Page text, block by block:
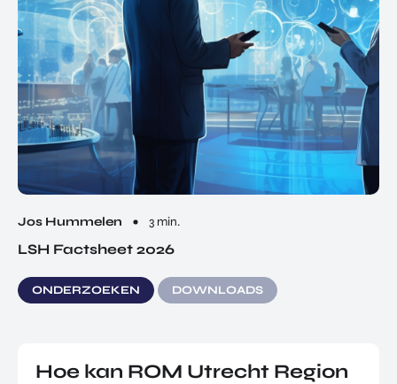
Jos Hummelen 3 min.
LSH Factsheet 2026
ONDERZOEKEN DOWNLOADS
Hoe kan ROM Utrecht Region